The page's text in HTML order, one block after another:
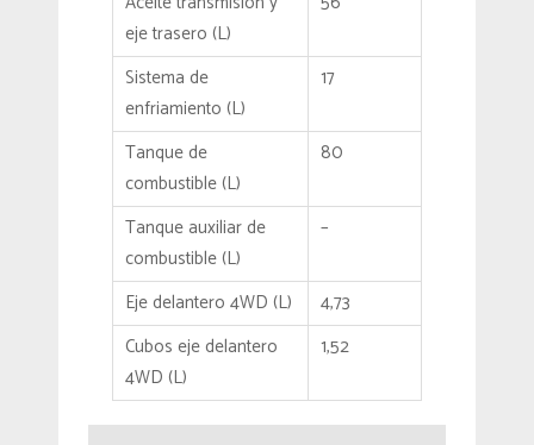
eje trasero (L)
Sistema de
enfriamiento (L)
17
Tanque de
combustible (L)
80
Tanque auxiliar de
combustible (L)
–
Eje delantero 4WD (L)
4,73
Cubos eje delantero
4WD (L)
1,52